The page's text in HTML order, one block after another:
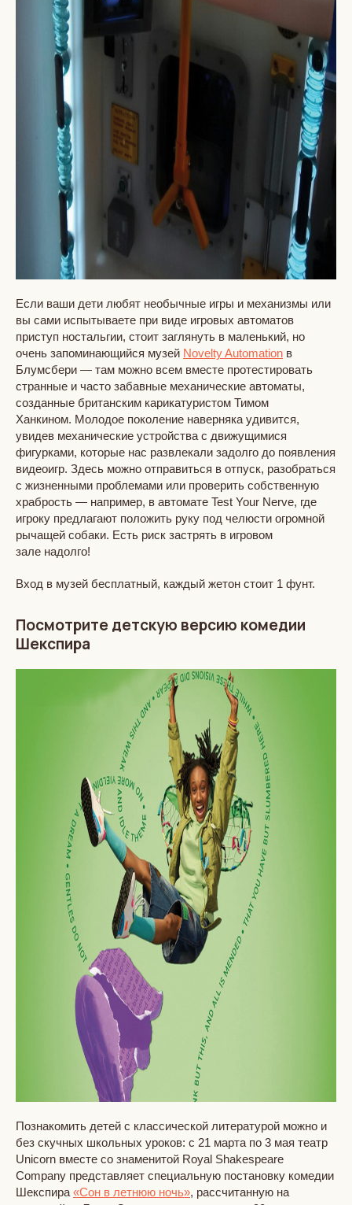
Если ваши дети любят необычные игры и механизмы или
вы сами испытываете при виде игровых автоматов
приступ ностальгии, стоит заглянуть в маленький, но
очень запоминающийся музей Novelty Automation в
Блумсбери — там можно всем вместе протестировать
странные и часто забавные механические автоматы,
созданные британским карикатуристом Тимом
Ханкином. Молодое поколение наверняка удивится,
увидев механические устройства с движущимися
фигурками, которые нас развлекали задолго до появления
видеоигр. Здесь можно отправиться в отпуск, разобраться
с жизненными проблемами или проверить собственную
храбрость — например, в автомате Test Your Nerve, где
игроку предлагают положить руку под челюсти огромной
рычащей собаки. Есть риск застрять в игровом
зале надолго!
Вход в музей бесплатный, каждый жетон стоит 1 фунт.
Посмотрите детскую версию комедии
Шекспира
Познакомить детей с классической литературой можно и
без скучных школьных уроков: с 21 марта по 3 мая театр
Unicorn вместе со знаменитой Royal Shakespeare
Company представляет специальную постановку комедии
Шекспира «Сон в летнюю ночь», рассчитанную на